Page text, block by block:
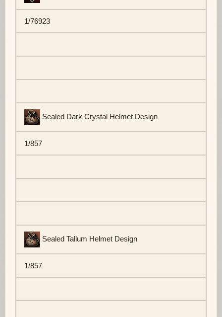
1/76923
Sealed Dark Crystal Helmet Design
1/857
Sealed Tallum Helmet Design
1/857